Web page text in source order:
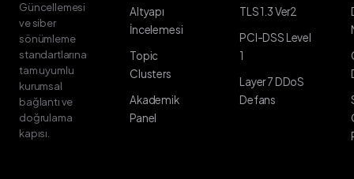
Güncellemesi
ve siber
sönümleme
standartlarına
tam uyumlu
kurumsal
bağlantı ve
doğrulama
kapısı.
Altyapı
İncelemesi
Topic
Clusters
Akademik
Panel
TLS 1.3 Ver2
PCI-DSS Level
1
Layer 7 DDoS
Defans